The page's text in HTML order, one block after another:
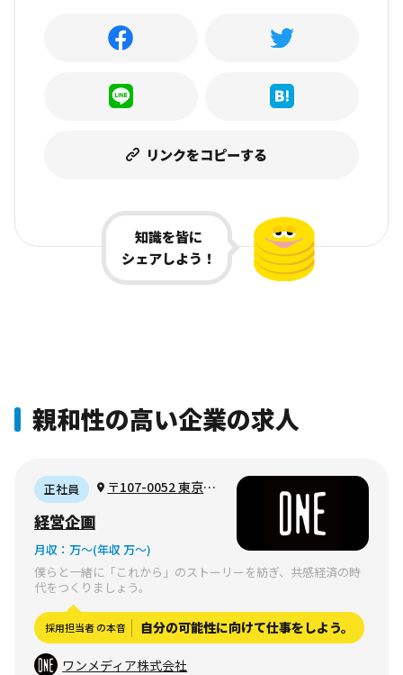
知識を皆に
シェアしよう！
リンクをコピーする
親和性の高い企業の求人
正社員
〒107-0052 東京都
経営企画
月収： 万〜(年収 万〜)
僕らと一緒に「これから」のストーリーを紡ぎ、共感経済の時
代をつくりましょう。
採用担当者 の本音 自分の可能性に向けて仕事をしよう。
ワンメディア株式会社